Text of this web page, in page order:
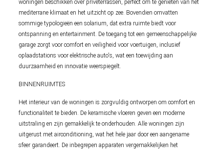
woningen beschikken over privéterrassen, perfect om te genieten van het
mediterrane klimaat en het uitzicht op zee. Bovendien omvatten
sommige typologieën een solarium, dat extra ruimte biedt voor
ontspanning en entertainment. De toegang tot een gemeenschappelijke
garage zorgt voor comfort en veiligheid voor voertuigen, inclusief
oplaadstations voor elektrische auto's, wat een toewijding aan
duurzaamheid en innovatie weerspiegelt.
BINNENRUIMTES
Het interieur van de woningen is zorgvuldig ontworpen om comfort en
functionaliteit te bieden. De keramische vloeren geven een moderne
uitstraling en zijn gemakkelijk te onderhouden. Alle woningen zijn
uitgerust met airconditioning, wat het hele jaar door een aangename
sfeer garandeert. De inbegrepen apparaten vergemakkelijken het